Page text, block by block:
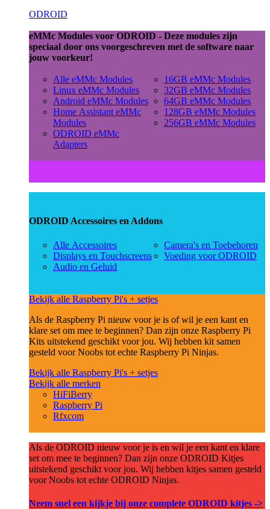
ODROID
eMMc Modules voor ODROID - Deze modules zijn
speciaal door ons voorgeschreven met de software naar
jouw voorkeur!
Alle eMMc Modules
Linux eMMc Modules
Android eMMc Modules
Home Assistant eMMc
Modules
ODROID eMMc
Adapters
16GB eMMc Modules
32GB eMMc Modules
64GB eMMc Modules
128GB eMMc Modules
256GB eMMc Modules
ODROID Accessoires en Addons
Alle Accessoires
Displays en Touchscreens
Audio en Geluid
Camera's en Toebehoren
Voeding voor ODROID
Bekijk alle Raspberry Pi's + setjes
Als de Raspberry Pi nieuw voor je is of wil je een kant en
klare set om mee te beginnen? Dan zijn onze Raspberry Pi
Kits uitstekend geschikt voor jou. Wij hebben kit samen
gesteld voor Noobs tot echte Raspberry Pi Ninjas.
Bekijk alle Raspberry Pi's + setjes
Bekijk alle merken
HiFiBerry
Raspberry Pi
Rfxcom
Als de ODROID nieuw voor je is en wil je een kant en klare
set om mee te beginnen? Dan zijn onze ODROID Kitjes
uitstekend geschikt voor jou. Wij hebben kitjes samen gesteld
voor Noobs tot echte ODROID Ninjas.
Neem snel een kijkje bij onze complete ODROID kitjes ->